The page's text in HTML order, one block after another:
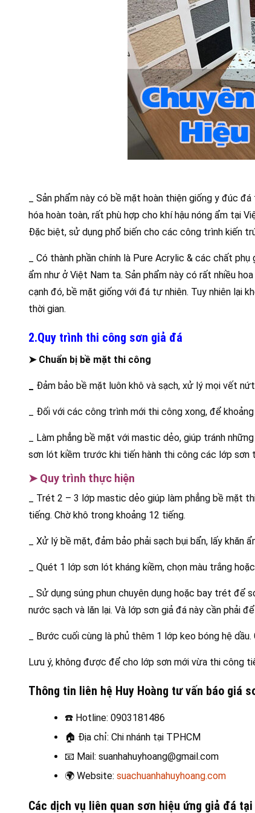
_ Sản phẩm này có bề mặt hoàn thiện giống y đúc
hóa hoàn toàn, rất phù hợp cho khí hậu nóng ẩm tại
Đặc biệt, sử dụng phổ biến cho các công trình kiến
_ Có thành phần chính là Pure Acrylic & các chất
ẩm như ở Việt Nam ta. Sản phẩm này có rất nhiều
cạnh đó, bề mặt giống với đá tự nhiên. Tuy nhiên lại
thời gian.
2.Quy trình thi công sơn giả đá
➤ Chuẩn bị bề mặt thi công
Đảm bảo bề mặt luôn khô và sạch, xử lý mọi vết
_ Đối với các công trình mới thi công xong, để
_ Làm phẳng bề mặt với mastic dẻo, giúp tránh
sơn lót kiềm trước khi tiến hành thi công các lớp
➤ Quy trình thực hiện
_ Trét 2 – 3 lớp mastic dẻo giúp làm phẳng bề mặt
tiếng. Chờ khô trong khoảng 12 tiếng.
_ Xử lý bề mặt, đảm bảo phải sạch bụi bẩn, lấy khăn
_ Quét 1 lớp sơn lót kháng kiềm, chọn màu trắng
_ Sử dụng súng phun chuyên dụng hoặc bay trét
nước sạch và lăn lại. Và lớp sơn giả đá này cần phải
_ Bước cuối cùng là phủ thêm 1 lớp keo bóng hệ
Lưu ý, không được để cho lớp sơn mới vừa thi công
Thông tin liên hệ Huy Hoàng tư vấn báo giá
☎️ Hotline: 0903181486
🏠 Địa chỉ: Chi nhánh tại TPHCM
📧 Mail: suanhahuyhoang@gmail.com
🌍 Website: suachuanhahuyhoang.com
Các dịch vụ liên quan sơn hiệu ứng giả đá tại